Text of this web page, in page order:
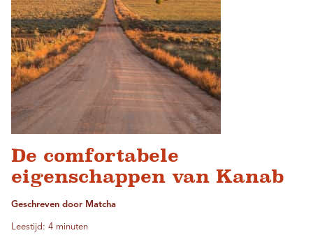
De comfortabele
eigenschappen van Kanab
Geschreven door Matcha
Leestijd: 4 minuten